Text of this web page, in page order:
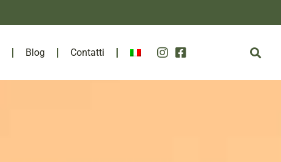
Blog Contatti